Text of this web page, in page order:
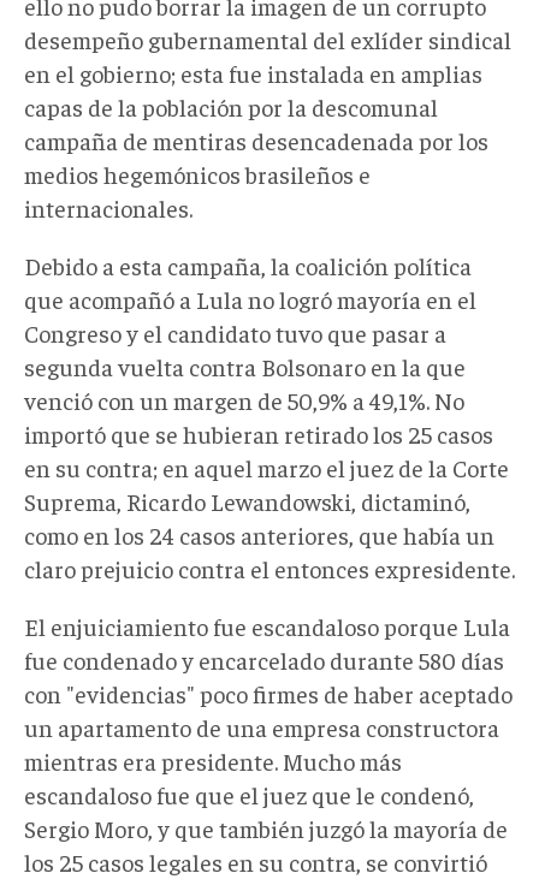
desempeño gubernamental del exlíder sindical
en el gobierno; esta fue instalada en amplias
capas de la población por la descomunal
campaña de mentiras desencadenada por los
medios hegemónicos brasileños e
internacionales.
Debido a esta campaña, la coalición política
que acompañó a Lula no logró mayoría en el
Congreso y el candidato tuvo que pasar a
segunda vuelta contra Bolsonaro en la que
venció con un margen de 50,9% a 49,1%. No
importó que se hubieran retirado los 25 casos
en su contra; en aquel marzo el juez de la Corte
Suprema, Ricardo Lewandowski, dictaminó,
como en los 24 casos anteriores, que había un
claro prejuicio contra el entonces expresidente.
El enjuiciamiento fue escandaloso porque Lula
fue condenado y encarcelado durante 580 días
con "evidencias" poco firmes de haber aceptado
un apartamento de una empresa constructora
mientras era presidente. Mucho más
escandaloso fue que el juez que le condenó,
Sergio Moro, y que también juzgó la mayoría de
los 25 casos legales en su contra, se convirtió